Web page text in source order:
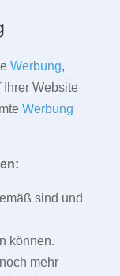
Werbung,
Website
Werbung
sind und
können.
mehr